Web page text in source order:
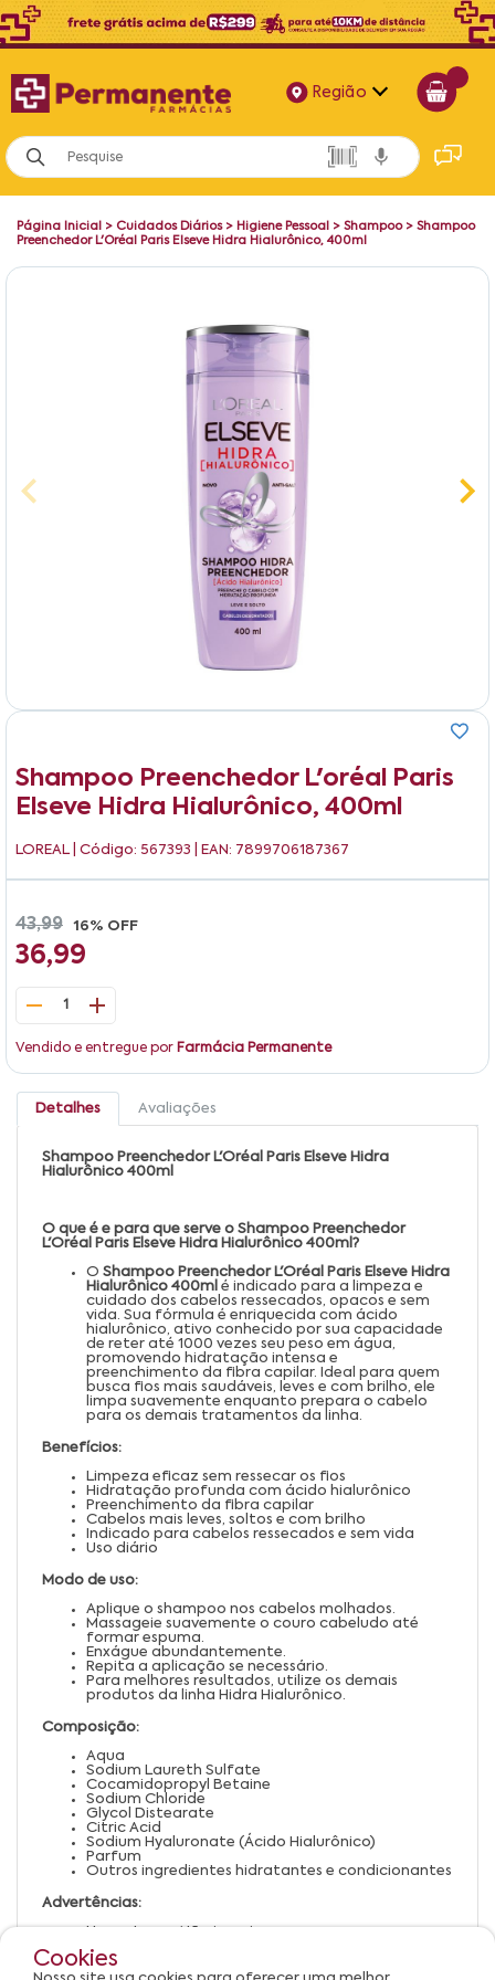
Região
Alagoas
Bahia
Paraíba
Página Inicial > Cuidados Diários> Higiene Pessoal > Shampoo> Shampoo
Preenchedor L'Oréal Paris Elseve Hidra Hialurônico, 400ml
Shampoo Preenchedor L'oréal Paris
Elseve Hidra Hialurônico, 400ml
LOREAL | Código: 567393 | EAN: 7899706187367
43,99 16% OFF
36,99
1
Vendido e entregue por Farmácia Permanente
Detalhes Avaliações
Shampoo Preenchedor L'Oréal Paris Elseve Hidra
Hialurônico 400ml
O que é e para que serve o Shampoo Preenchedor
L'Oréal Paris Elseve Hidra Hialurônico 400ml?
O Shampoo Preenchedor L'Oréal Paris Elseve Hidra
Hialurônico 400ml é indicado para a limpeza e
cuidado dos cabelos ressecados, opacos e sem
vida. Sua fórmula é enriquecida com ácido
hialurônico, ativo conhecido por sua capacidade
de reter até 1000 vezes seu peso em água,
promovendo hidratação intensa e
preenchimento da fibra capilar. Ideal para quem
busca fios mais saudáveis, leves e com brilho, ele
limpa suavemente enquanto prepara o cabelo
para os demais tratamentos da linha.
Benefícios:
Limpeza eficaz sem ressecar os fios
Hidratação profunda com ácido hialurônico
Preenchimento da fibra capilar
Cabelos mais leves, soltos e com brilho
Indicado para cabelos ressecados e sem vida
Uso diário
Modo de uso:
Aplique o shampoo nos cabelos molhados.
Massageie suavemente o couro cabeludo até
formar espuma.
Enxágue abundantemente.
Repita a aplicação se necessário.
Para melhores resultados, utilize os demais
produtos da linha Hidra Hialurônico.
Composição:
Aqua
Sodium Laureth Sulfate
Cocamidopropyl Betaine
Sodium Chloride
Glycol Distearate
Citric Acid
Sodium Hyaluronate (Ácido Hialurônico)
Parfum
Outros ingredientes hidratantes e condicionantes
Advertências:
Uso externo. Não ingerir.
Evite contato com os olhos. Em caso de contato,
enxágue imediatamente.
Suspenda o uso em caso de irritação ou alergia.
Cookies